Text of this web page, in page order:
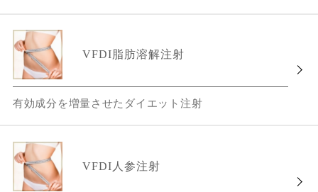
VFDI脂肪溶解注射
有効成分を増量させたダイエット注射
VFDI人参注射